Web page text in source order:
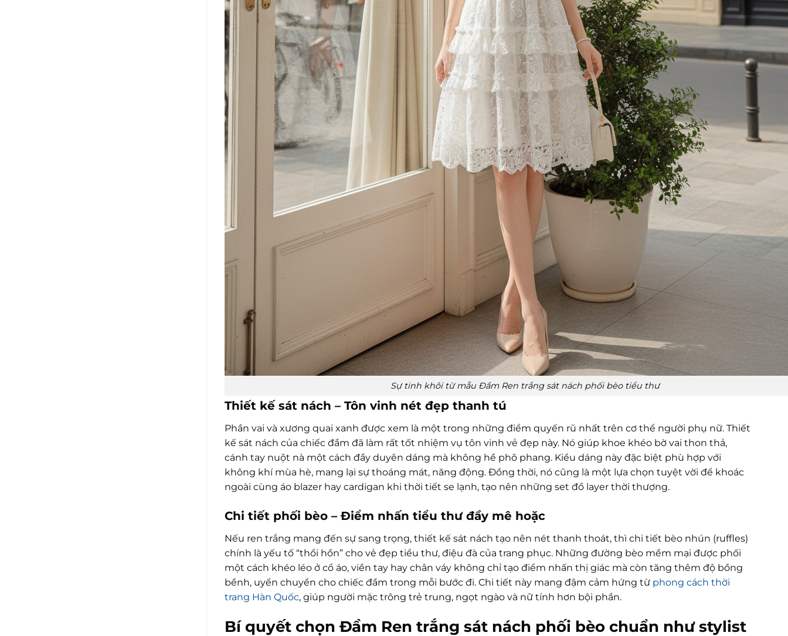
Sự tinh khôi từ mẫu Đầm Ren trắng sát nách phối bèo tiểu thư
Thiết kế sát nách – Tôn vinh nét đẹp thanh tú
Phần vai và xương quai xanh được xem là một trong những điểm quyến rũ nhất trên cơ thể người phụ nữ. Thiết
kế sát nách của chiếc đầm đã làm rất tốt nhiệm vụ tôn vinh vẻ đẹp này. Nó giúp khoe khéo bờ vai thon thả,
cánh tay nuột nà một cách đầy duyên dáng mà không hề phô phang. Kiểu dáng này đặc biệt phù hợp với
không khí mùa hè, mang lại sự thoáng mát, năng động. Đồng thời, nó cũng là một lựa chọn tuyệt vời để khoác
ngoài cùng áo blazer hay cardigan khi thời tiết se lạnh, tạo nên những set đồ layer thời thượng.
Chi tiết phối bèo – Điểm nhấn tiểu thư đầy mê hoặc
Nếu ren trắng mang đến sự sang trọng, thiết kế sát nách tạo nên nét thanh thoát, thì chi tiết bèo nhún (ruffles)
chính là yếu tố “thổi hồn” cho vẻ đẹp tiểu thư, điệu đà của trang phục. Những đường bèo mềm mại được phối
một cách khéo léo ở cổ áo, viền tay hay chân váy không chỉ tạo điểm nhấn thị giác mà còn tăng thêm độ bồng
bềnh, uyển chuyển cho chiếc đầm trong mỗi bước đi. Chi tiết này mang đậm cảm hứng từ phong cách thời
trang Hàn Quốc, giúp người mặc trông trẻ trung, ngọt ngào và nữ tính hơn bội phần.
Bí quyết chọn Đầm Ren trắng sát nách phối bèo chuẩn như stylist